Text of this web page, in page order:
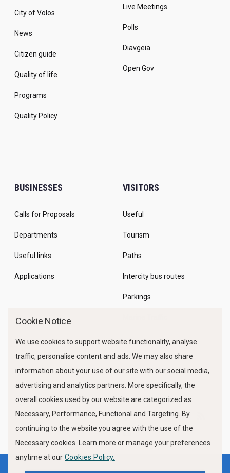
City of Volos
News
Citizen guide
Quality of life
Programs
Quality Policy
Live Meetings
Polls
Diavgeia
Open Gov
BUSINESSES
Calls for Proposals
Departments
Useful links
Applications
VISITORS
Useful
Tourism
Paths
Intercity bus routes
Parkings
FOLLOW US
Cookie Notice
We use cookies to support website functionality, analyse
traffic, personalise content and ads. We may also share
information about your use of our site with our social media,
advertising and analytics partners. More specifically, the
overall cookies used by our website are categorized as
Necessary, Performance, Functional and Targeting. By
continuing to the website you agree with the use of the
Necessary cookies. Learn more or manage your preferences
anytime at our Cookies Policy.